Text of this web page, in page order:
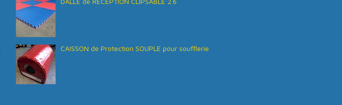
CAISSON de Protection SOUPLE pour soufflerie